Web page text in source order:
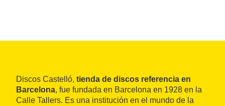
Discos Castelló, tienda de discos referencia en
Barcelona, fue fundada en Barcelona en 1928 en la
Calle Tallers. Es una institución en el mundo de la